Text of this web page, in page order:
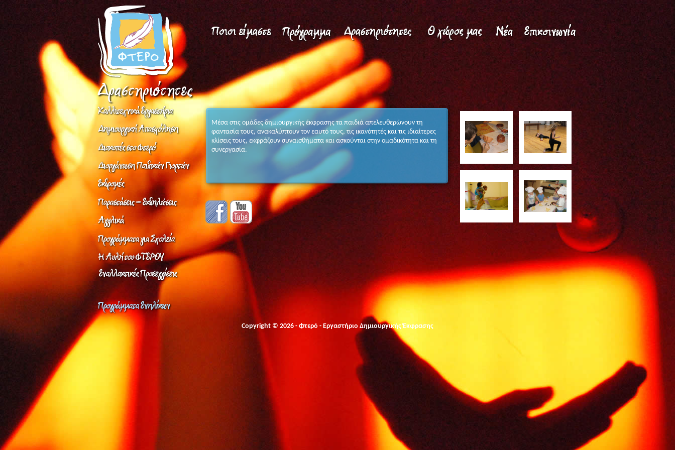
Μέσα στις ομάδες δημιουργικής έκφρασης τα παιδιά απελευθερώνουν τη
φαντασία τους, ανακαλύπτουν τον εαυτό τους, τις ικανότητές και τις ιδιαίτερες
κλίσεις τους, εκφράζουν συναισθήματα και ασκούνται στην ομαδικότητα και τη
συνεργασία.
Copyright © 2026 - Φτερό - Εργαστήριο Δημιουργικής Έκφρασης